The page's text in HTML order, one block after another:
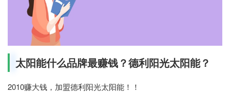
太阳能什么品牌最赚钱？德利阳光太阳能？
2010赚大钱，加盟德利阳光太阳能！！